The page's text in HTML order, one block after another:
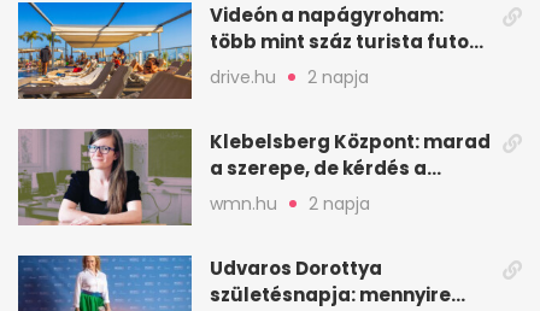
Videón a napágyroham:
több mint száz turista futott
a helyekért Tenerifén
drive.hu 2 napja
Klebelsberg Központ: marad
a szerepe, de kérdés a
hitelessége
wmn.hu 2 napja
Udvaros Dorottya
születésnapja: mennyire